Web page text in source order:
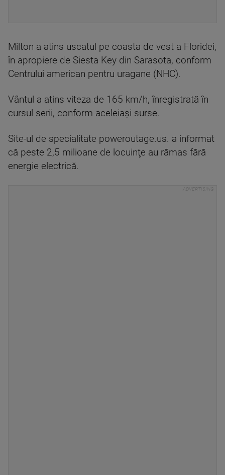
Milton a atins uscatul pe coasta de vest a Floridei,
în apropiere de Siesta Key din Sarasota, conform
Centrului american pentru uragane (NHC).
Vântul a atins viteza de 165 km/h, înregistrată în
cursul serii, conform aceleiaşi surse.
Site-ul de specialitate poweroutage.us. a informat
că peste 2,5 milioane de locuinţe au rămas fără
energie electrică.